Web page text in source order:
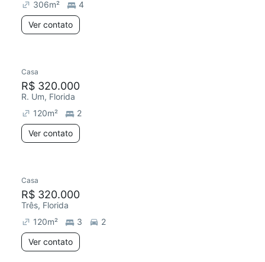
306m²
4
Ver contato
Casa
R$ 320.000
R. Um, Florida
120m²
2
Ver contato
Casa
R$ 320.000
Três, Florida
120m² 3
2
Ver contato